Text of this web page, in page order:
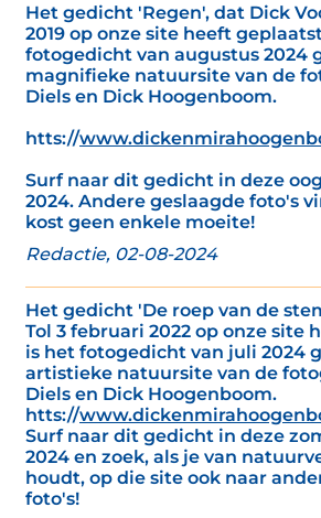
Het gedicht 'Regen', dat Dick
2019 op onze site heeft
fotogedicht van augustus 2024
magnifieke natuursite van de
Diels en Dick Hoogenboom.
htts://
Surf naar dit gedicht in deze
2024. Andere geslaagde foto's
kost geen enkele moeite!
Redactie, 02-08-2024
Het gedicht 'De roep van de
Tol 3 februari 2022 op onze site
is het fotogedicht van juli 2024
artistieke natuursite van de
Diels en Dick Hoogenboom.
htts://
Surf naar dit gedicht in deze
2024 en zoek, als je van
houdt, op die site ook naar
foto's!